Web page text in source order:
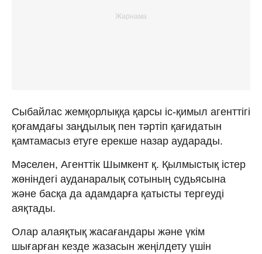
Сыбайлас жемқорлыққа қарсы іс-қимыл агенттігі
қоғамдағы заңдылық пен тәртіп қағидатын
қамтамасыз етуге ерекше назар аударады.
Мәселен, Агенттік Шымкент қ. Қылмыстық істер
жөніндегі ауданаралық сотының судьясына
және басқа да адамдарға қатысты тергеуді
аяқтады.
Олар алаяқтық жасағандары және үкім
шығарған кезде жазасын жеңілдету үшін